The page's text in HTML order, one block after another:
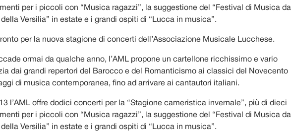
per i piccoli con “Musica ragazzi”, la suggestione del “Festival di Musica da
Versilia” in estate e i grandi ospiti di “Lucca in musica”.
per la nuova stagione di concerti dell’Associazione Musicale Lucchese.
ormai da qualche anno, l’AML propone un cartellone ricchissimo e vario
dai grandi repertori del Barocco e del Romanticismo ai classici del Novecento
di musica contemporanea, fino ad arrivare ai cantautori italiani.
l’AML offre dodici concerti per la “Stagione cameristica invernale”, più di dieci
per i piccoli con “Musica ragazzi”, la suggestione del “Festival di Musica da
Versilia” in estate e i grandi ospiti di “Lucca in musica”.